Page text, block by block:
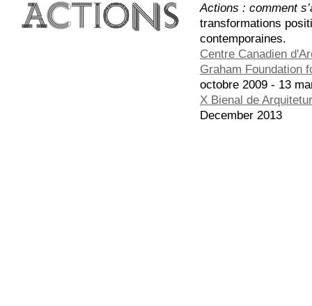
Actions : comment
transformations
contemporaines.
Centre Canadien
Graham Foundation
octobre 2009 - 13
X Bienal de
December 2013